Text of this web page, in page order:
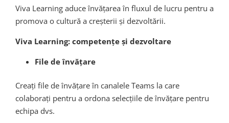
Viva Learning aduce învățarea în fluxul de lucru pentru a
promova o cultură a creșterii și dezvoltării.
Viva Learning: competențe și dezvoltare
File de învățare
Creați file de învățare în canalele Teams la care
colaborați pentru a ordona selecțiile de învățare pentru
echipa dvs.